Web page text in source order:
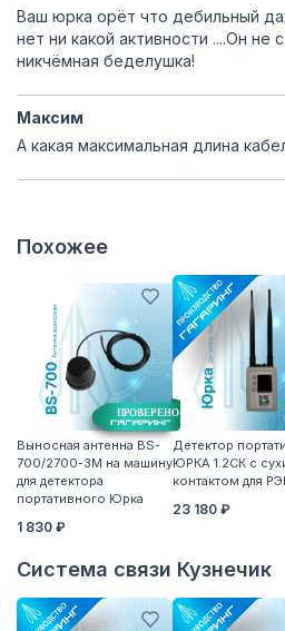
Ваш юрка орёт что дебильный
нет ни какой активности ....Он не
никчёмная беделушка!
Максим
А какая максимальная длина
Похожее
Выносная антенна BS-
700/2700-3M на машину
для детектора
портативного Юрка
1 830 ₽
Детектор
ЮРКА 1.2СК с
контактом для
23 180 ₽
Система связи Кузнечик